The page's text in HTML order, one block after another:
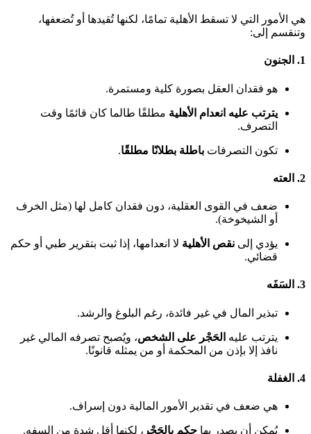
هي الأمور التي لا تسقط الأهلية تمامًا، لكنها تُقيدها أو تُضعفها،
وتنقسم إلى:
1. الجنون
هو فقدان العقل بصورة كلية ومستمرة.
يترتب عليه انعدام الأهلية مطلقًا طالما كان قائمًا وقت
التصرف.
تكون التصرفات باطلة بطلانًا مطلقًا.
2. العته
ضعف في القوى العقلية، دون فقدان كامل لها (مثل الخرف
أو الشيخوخة).
يؤدي إلى نقص الأهلية لا انعدامها، إذا ثبت بتقرير طبي أو حكم
قضائي.
3. السَفَه
تبذير المال في غير فائدة، رغم البلوغ والرشد.
يترتب عليه الحَجْر على الشخص، ويُصبح تصرفه المالي غير
نافذ إلا بإذن من المحكمة أو من يمثله قانونًا.
4. الغفلة
هي ضعف في تقدير الأمور المالية دون إسراف.
يُمكن أن يصدر بها حكم بالحَجْر ، لكنها أقل شدة من السفه.